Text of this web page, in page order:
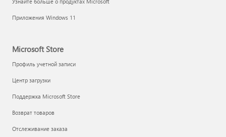
Приложения Windows 11
Microsoft Store
Профиль учетной записи
Центр загрузки
Поддержка Microsoft Store
Возврат товаров
Отслеживание заказа